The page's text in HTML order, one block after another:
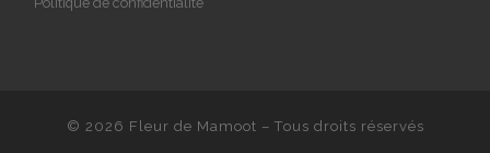
© 2026 Fleur de Mamoot – Tous droits réservés